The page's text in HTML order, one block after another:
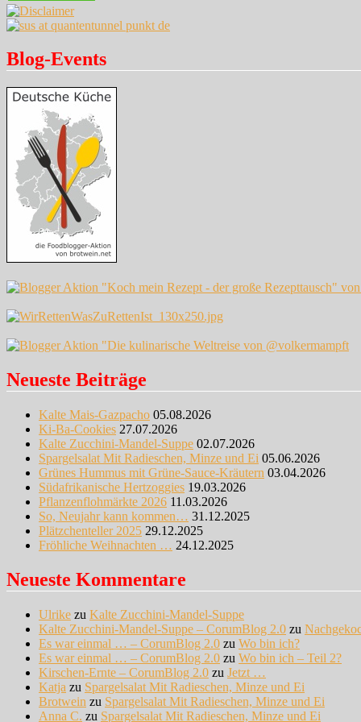
Blog-Events
Neueste Beiträge
Kalte Mais-Gazpacho 05.08.2026
Ki-Ba-Cookies 27.07.2026
Kalte Zucchini-Mandel-Suppe 02.07.2026
Spargelsalat Mit Radieschen, Minze und Ei 05.06.2026
Grünes Hummus mit Grüne-Sauce-Kräutern 03.04.2026
Südafrikanische Hertzoggies 19.03.2026
Pflanzenflohmärkte 2026 11.03.2026
So, Neujahr kann kommen… 31.12.2025
Plätzchenteller 2025 29.12.2025
Fröhliche Weihnachten … 24.12.2025
Neueste Kommentare
Ulrike zu Kalte Zucchini-Mandel-Suppe
Kalte Zucchini-Mandel-Suppe – CorumBlog 2.0 zu
Es war einmal … – CorumBlog 2.0 zu Wo bin ich?
Es war einmal … – CorumBlog 2.0 zu Wo bin ich – Teil 2?
Kirschen-Ernte – CorumBlog 2.0 zu Jetzt …
Katja zu Spargelsalat Mit Radieschen, Minze und Ei
Brotwein zu Spargelsalat Mit Radieschen, Minze und Ei
Anna C. zu Spargelsalat Mit Radieschen, Minze und Ei